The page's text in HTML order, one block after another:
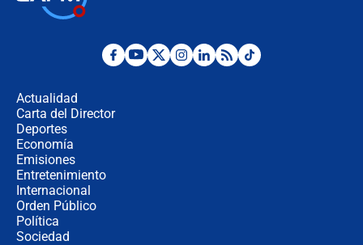
Desde dermatitis hasta infecciones:
Actualidad
Carta del Director
Deportes
Economía
Emisiones
Entretenimiento
Internacional
Orden Público
Política
Sociedad